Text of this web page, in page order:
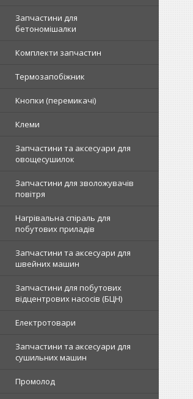
Запчастини для
бетономішалки
Комплекти запчастин
Термозапобіжник
Кнопки (перемикачі)
Клеми
Запчастини та аксесуари для
овощесушилок
Запчастини для зволожувачів
повітря
Нагрівальна спіраль для
побутових приладів
Запчастини та аксесуари для
швейних машин
Запчастини для побутових
відцентрових насосів (БЦН)
Електротовари
Запчастини та аксесуари для
сушильних машин
Промолод